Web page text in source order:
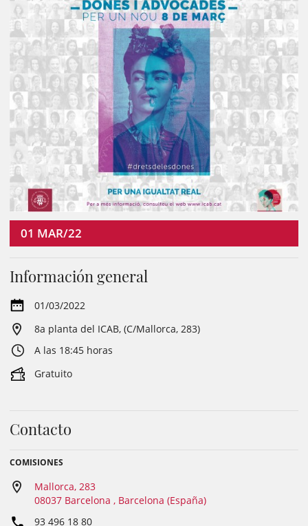
01 MAR/22
Información general
01/03/2022
8a planta del ICAB, (C/Mallorca, 283)
A las 18:45 horas
Gratuito
Contacto
COMISIONES
Mallorca, 283
08037 Barcelona , Barcelona (España)
93 496 18 80